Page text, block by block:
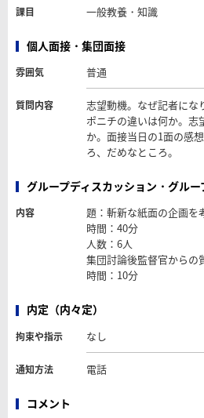
課目 一般教養・知識
個人面接・集団面接
雰囲気 普通
質問内容
志望動機。なぜ記者にな
ポニチの違いは何か。志
か。面接当日の1面の感
ろ、だめなところ。
グループディスカッション・グルー
内容
題：斬新な紙面の企画を
時間：40分
人数：6人
集団討論後監督官からの
時間：10分
内定（内々定）
拘束や指示 なし
通知方法 電話
コメント